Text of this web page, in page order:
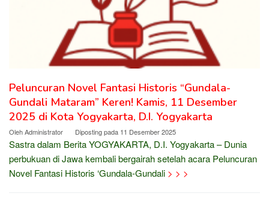
Peluncuran Novel Fantasi Historis “Gundala-
Gundali Mataram” Keren! Kamis, 11 Desember
2025 di Kota Yogyakarta, D.I. Yogyakarta
OlehAdministrator Diposting pada 11 Desember 2025
Sastra dalam Berita YOGYAKARTA, D.I. Yogyakarta – Dunia
perbukuan di Jawa kembali bergairah setelah acara Peluncuran
Novel Fantasi Historis ‘Gundala-Gundali > > >